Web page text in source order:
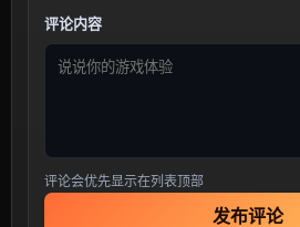
评论内容
评论会优先显示在列表顶部
发布评论